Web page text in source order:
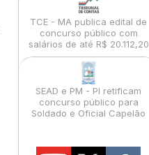
TCE - MA publica edital de
concurso público com
salários de até R$ 20.112,20
SEAD e PM - PI retificam
concurso público para
Soldado e Oficial Capelão